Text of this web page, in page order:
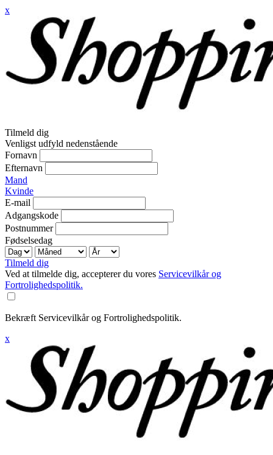
x
Tilmeld dig
Venligst udfyld nedenstående
Fornavn
Efternavn
Mand
Kvinde
E-mail
Adgangskode
Postnummer
Fødselsedag
Tilmeld dig
Ved at tilmelde dig, accepterer du vores Servicevilkår og
Fortrolighedspolitik.
Bekræft Servicevilkår og Fortrolighedspolitik.
x